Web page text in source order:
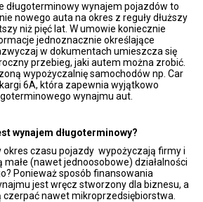
długoterminowy wynajem pojazdów to
nowego auta na okres z reguły dłuższy
niż pięć lat. W umowie koniecznie
jednoznacznie określające
w dokumentach umieszcza się
przebieg, jaki autem można zrobić.
wypożyczalnię samochodów np. Car
6A, która zapewnia wyjątkowo
wynajmu aut.
wynajem długoterminowy?
okres czasu pojazdy wypożyczają firmy i
(nawet jednoosobowe) działalności
Ponieważ sposób finansowania
jest wręcz stworzony dla biznesu, a
czerpać nawet mikroprzedsiębiorstwa.